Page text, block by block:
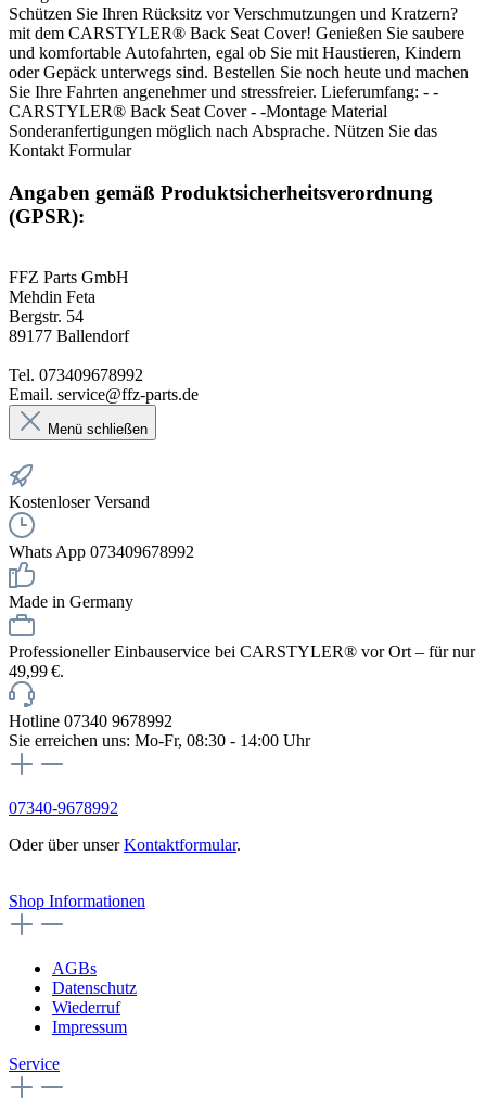
Schützen Sie Ihren Rücksitz vor Verschmutzungen und Kratzern?
mit dem CARSTYLER® Back Seat Cover! Genießen Sie saubere
und komfortable Autofahrten, egal ob Sie mit Haustieren, Kindern
oder Gepäck unterwegs sind. Bestellen Sie noch heute und machen
Sie Ihre Fahrten angenehmer und stressfreier. Lieferumfang: - -
CARSTYLER® Back Seat Cover - -Montage Material
Sonderanfertigungen möglich nach Absprache. Nützen Sie das
Kontakt Formular
Angaben gemäß Produktsicherheitsverordnung
(GPSR):
FFZ Parts GmbH
Mehdin Feta
Bergstr. 54
89177 Ballendorf
Tel. 073409678992
Email. service@ffz-parts.de
Menü schließen
Kostenloser Versand
Whats App 073409678992
Made in Germany
Professioneller Einbauservice bei CARSTYLER® vor Ort – für nur
49,99 €.
Hotline 07340 9678992
Sie erreichen uns: Mo-Fr, 08:30 - 14:00 Uhr
07340-9678992
Oder über unserKontaktformular.
Shop Informationen
AGBs
Datenschutz
Wiederruf
Impressum
Service